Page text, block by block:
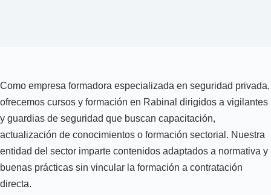
Como empresa formadora especializada en seguridad privada,
ofrecemos cursos y formación en Rabinal dirigidos a vigilantes
y guardias de seguridad que buscan capacitación,
actualización de conocimientos o formación sectorial. Nuestra
entidad del sector imparte contenidos adaptados a normativa y
buenas prácticas sin vincular la formación a contratación
directa.